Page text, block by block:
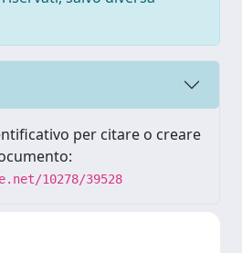
per citare o creare
10278/39528